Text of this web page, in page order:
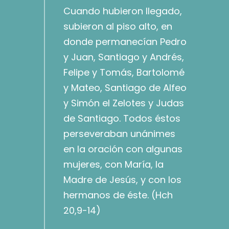
Cuando hubieron llegado,
subieron al piso alto, en
donde permanecían Pedro
y Juan, Santiago y Andrés,
Felipe y Tomás, Bartolomé
y Mateo, Santiago de Alfeo
y Simón el Zelotes y Judas
de Santiago. Todos éstos
perseveraban unánimes
en la oración con algunas
mujeres, con María, la
Madre de Jesús, y con los
hermanos de éste. (Hch
20,9-14)